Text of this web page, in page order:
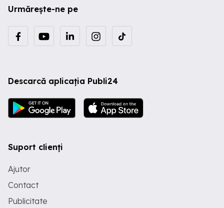
Urmărește-ne pe
Descarcă aplicația Publi24
Suport clienți
Ajutor
Contact
Publicitate